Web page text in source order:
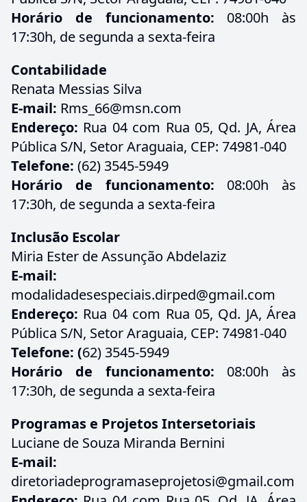
Horário de funcionamento: 08:00h às
17:30h, de segunda a sexta-feira
Contabilidade
Renata Messias Silva
E-mail: Rms_66@msn.com
Endereço: Rua 04 com Rua 05, Qd. JA, Área
Pública S/N, Setor Araguaia, CEP: 74981-040
Telefone: (62) 3545-5949
Horário de funcionamento: 08:00h às
17:30h, de segunda a sexta-feira
Inclusão Escolar
Miria Ester de Assunção Abdelaziz
E-mail:
modalidadesespeciais.dirped@gmail.com
Endereço: Rua 04 com Rua 05, Qd. JA, Área
Pública S/N, Setor Araguaia, CEP: 74981-040
Telefone: (62) 3545-5949
Horário de funcionamento: 08:00h às
17:30h, de segunda a sexta-feira
Programas e Projetos Intersetoriais
Luciane de Souza Miranda Bernini
E-mail:
diretoriadeprogramaseprojetosi@gmail.com